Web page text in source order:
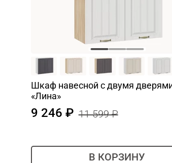
Шкаф навесной c двумя
«Лина»
9 246 11 599
В КОРЗИНУ